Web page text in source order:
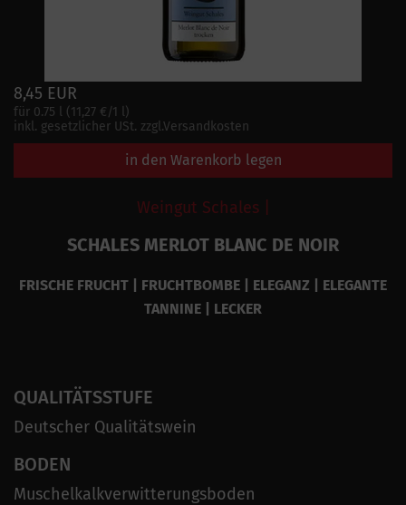
8,45 EUR
für 0.75 l (11,27 €/1 l)
inkl. gesetzlicher USt. zzgl.Versandkosten
in den Warenkorb legen
Weingut Schales |
SCHALES MERLOT BLANC DE NOIR
FRISCHE FRUCHT | FRUCHTBOMBE | ELEGANZ | ELEGANTE
TANNINE | LECKER
QUALITÄTSSTUFE
Deutscher Qualitätswein
BODEN
Muschelkalkverwitterungsboden